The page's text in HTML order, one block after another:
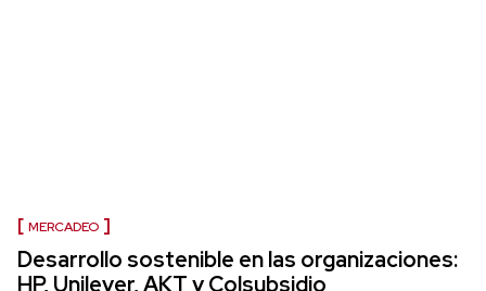
MERCADEO
Desarrollo sostenible en las organizaciones:
HP, Unilever, AKT y Colsubsidio